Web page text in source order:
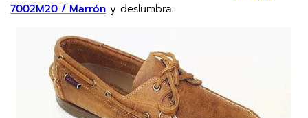
7002M20 / Marrón y deslumbra.